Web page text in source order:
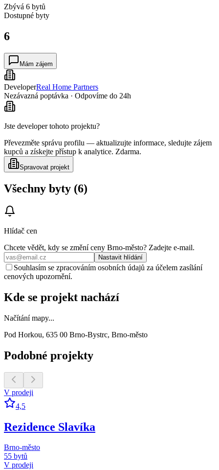
Zbývá 6 bytů
Dostupné byty
6
Mám zájem
DeveloperReal Home Partners
Nezávazná poptávka · Odpovíme do 24h
Jste developer tohoto projektu?
Převezměte správu profilu — aktualizujte informace, sledujte zájem
kupců a získejte přístup k analytice. Zdarma.
Spravovat projekt
Všechny byty (6)
Hlídač cen
Chcete vědět, kdy se změní ceny Brno-město? Zadejte e‑mail.
Nastavit hlídání
Souhlasím se zpracováním osobních údajů za účelem zasílání
cenových upozornění.
Kde se projekt nachází
Načítání mapy...
Pod Horkou, 635 00 Brno-Bystrc, Brno-město
Podobné projekty
V prodeji
4,5
Rezidence Slavíka
Brno-město
55 bytů
V prodeji